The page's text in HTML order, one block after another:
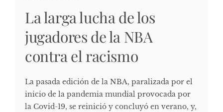
La larga lucha de los
jugadores de la NBA
contra el racismo
La pasada edición de la NBA, paralizada por el
inicio de la pandemia mundial provocada por
la Covid-19, se reinició y concluyó en verano, y,